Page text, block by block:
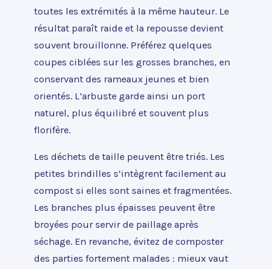
toutes les extrémités à la même hauteur. Le
résultat paraît raide et la repousse devient
souvent brouillonne. Préférez quelques
coupes ciblées sur les grosses branches, en
conservant des rameaux jeunes et bien
orientés. L’arbuste garde ainsi un port
naturel, plus équilibré et souvent plus
florifère.
Les déchets de taille peuvent être triés. Les
petites brindilles s’intègrent facilement au
compost si elles sont saines et fragmentées.
Les branches plus épaisses peuvent être
broyées pour servir de paillage après
séchage. En revanche, évitez de composter
des parties fortement malades : mieux vaut